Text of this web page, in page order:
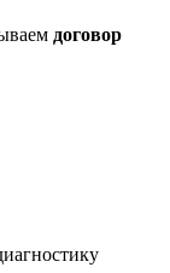
договор